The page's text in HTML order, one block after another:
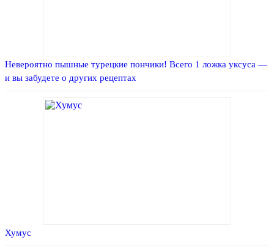
Невероятно пышные турецкие пончики! Всего 1 ложка уксуса —
и вы забудете о других рецептах
Хумус